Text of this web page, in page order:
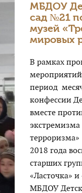
МБДОУ
сад №21
музей
мировых
В рамках
период
конфессии
вместе
терроризма»
2018 года
старших
«Ласточка»
МБДОУ